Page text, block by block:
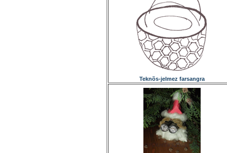
Teknõs-jelmez farsangra